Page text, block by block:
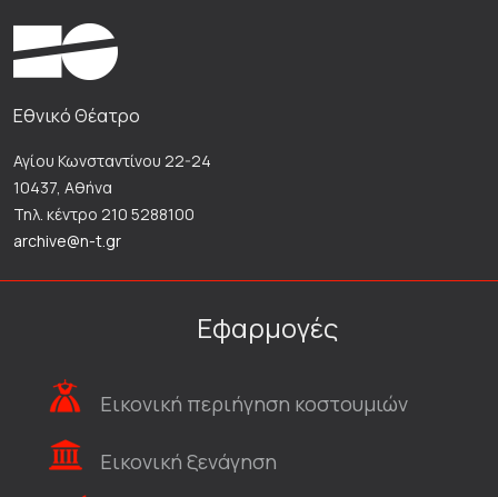
Εθνικό Θέατρο
Αγίου Κωνσταντίνου 22-24
10437, Αθήνα
Τηλ. κέντρο 210 5288100
archive@n-t.gr
Εφαρμογές
Εικονική περιήγηση κοστουμιών
Εικονική ξενάγηση